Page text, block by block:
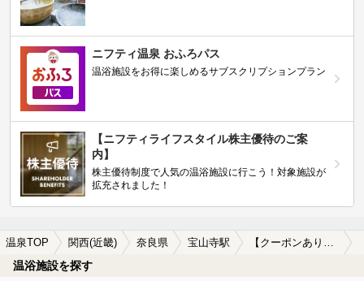
ニフティ温泉 おふろパス
温浴施設をお得に楽しめるサブスクリプションプラン
【ニフティライフスタイル株主優待のご案
内】
株主優待制度で人気の温浴施設に行こう！対象施設が
拡充されました！
温泉TOP 関西(近畿) 奈良県 宝山寺駅
温浴施設を探す